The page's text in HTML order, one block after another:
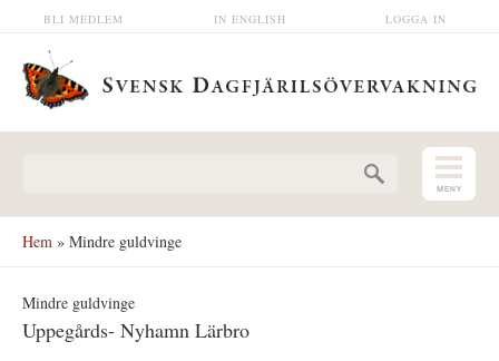
Hoppa till huvudinnehåll LOGGA IN
IN ENGLISH
BLI MEDLEM
Hem » Mindre guldvinge
Mindre guldvinge
Uppegårds- Nyhamn Lärbro